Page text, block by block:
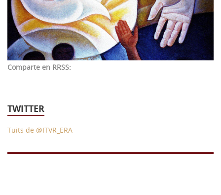
43 Semana (2014)
42 Semana (2013)
41 Semana (2012)
40 Semana (2011)
Comparte en RRSS:
TWITTER
Tuits de @ITVR_ERA